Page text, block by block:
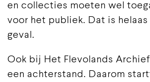
en collecties moeten wel
voor het publiek. Dat is
geval.
Ook bij Het Flevolands
een achterstand. Daarom